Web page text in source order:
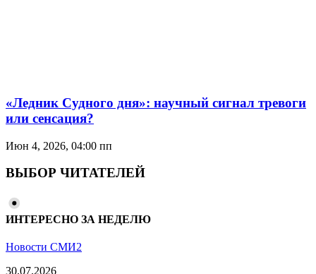
«Ледник Судного дня»: научный сигнал тревоги
или сенсация?
Июн 4, 2026, 04:00 пп
ВЫБОР ЧИТАТЕЛЕЙ
ИНТЕРЕСНО ЗА НЕДЕЛЮ
Новости СМИ2
30.07.2026